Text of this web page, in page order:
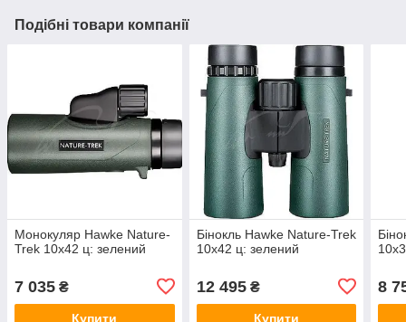
Подібні товари компанії
Монокуляр Hawke Nature-
Trek 10х42 ц: зелений
7 035 ₴
Купити
Бінокль Hawke Nature-Trek
10х42 ц: зелений
12 495₴
Купити
8